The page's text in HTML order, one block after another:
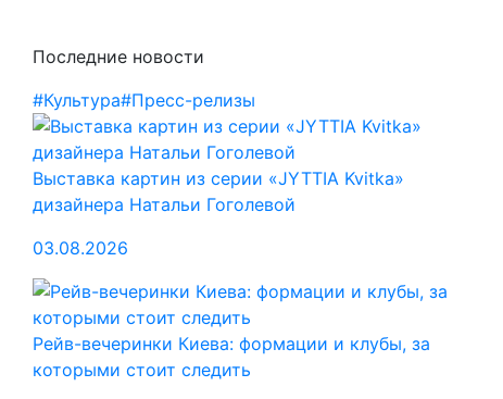
Последние новости
#Культура#Пресс-релизы
Выставка картин из серии «JYTTIA Kvitka»
дизайнера Натальи Гоголевой
03.08.2026
Рейв-вечеринки Киева: формации и клубы, за
которыми стоит следить